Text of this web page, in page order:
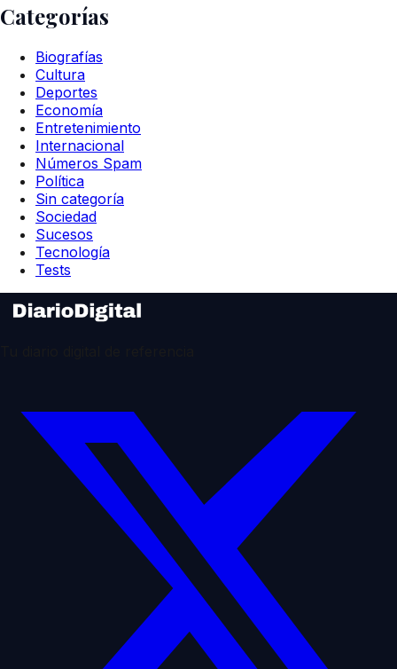
Categorías
Biografías
Cultura
Deportes
Economía
Entretenimiento
Internacional
Números Spam
Política
Sin categoría
Sociedad
Sucesos
Tecnología
Tests